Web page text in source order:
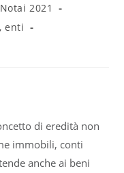
2021
enti
di eredità non
immobili, conti
anche ai beni